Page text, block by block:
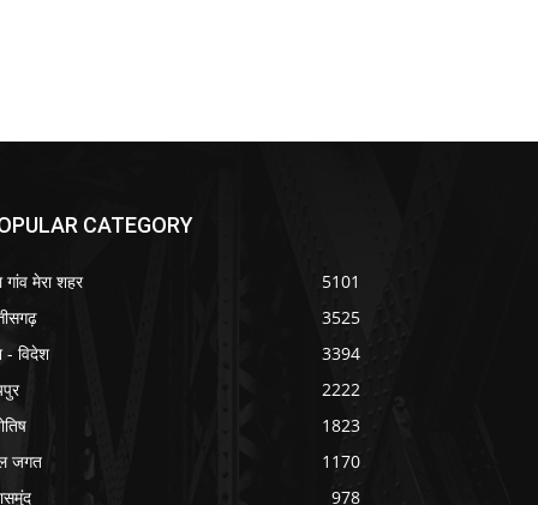
CATEGORY
गांव मेरा शहर
5101
3525
- विदेश
3394
2222
1823
जगत
1170
978